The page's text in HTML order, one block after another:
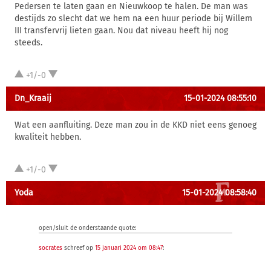
Pedersen te laten gaan en Nieuwkoop te halen. De man was
destijds zo slecht dat we hem na een huur periode bij Willem
III transfervrij lieten gaan. Nou dat niveau heeft hij nog
steeds.
+1/-0
Dn_Kraaij 15-01-2024 08:55:10
Wat een aanfluiting. Deze man zou in de KKD niet eens genoeg
kwaliteit hebben.
+1/-0
Yoda 15-01-2024 08:58:40
open/sluit de onderstaande quote:
socrates schreef op 15 januari 2024 om 08:47: